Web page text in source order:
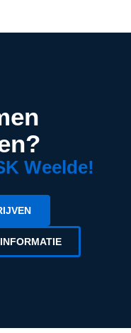
Weelde!